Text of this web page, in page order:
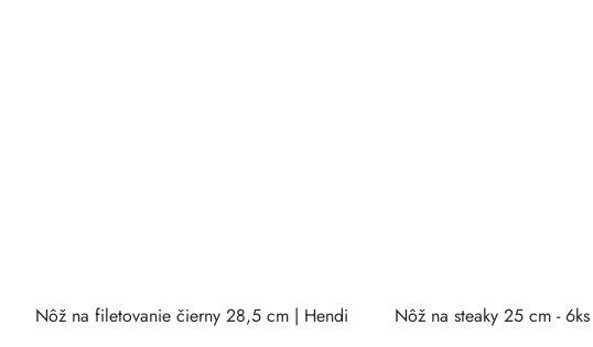
Nôž na filetovanie čierny 28,5 cm | Hendi Nôž na steaky 25 cm - 6ks